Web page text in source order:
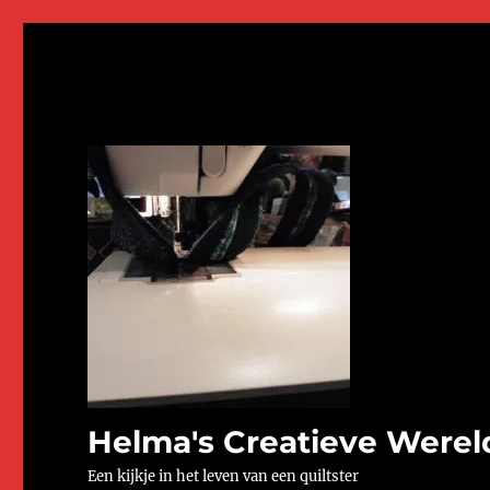
Helma's Creatieve
Een kijkje in het leven van een quiltster